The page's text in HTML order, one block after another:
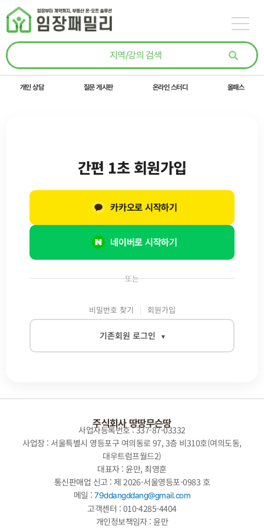
콘텐츠로
건너뛰기
개인 상담 질문 게시판 온라인 스터디 올패스
또는
비밀번호 찾기 회원가입
기존회원 로그인 ▾
로그인
간편 1초 회원가입
네이버로 시작하기
카카오로 시작하기
주식회사 땅땅무슨땅
사업자등록번호 : 337-87-03332
사업장 : 서울특별시 영등포구 여의동로 97, 3층 비310호(여의도동,
대우트럼프월드2)
대표자 : 윤만, 최영훈
통신판매업 신고 : 제 2026-서울영등포-0983 호
메일 :79ddangddang@gmail.com
고객센터 : 010-4285-4404
개인정보책임자 : 윤만